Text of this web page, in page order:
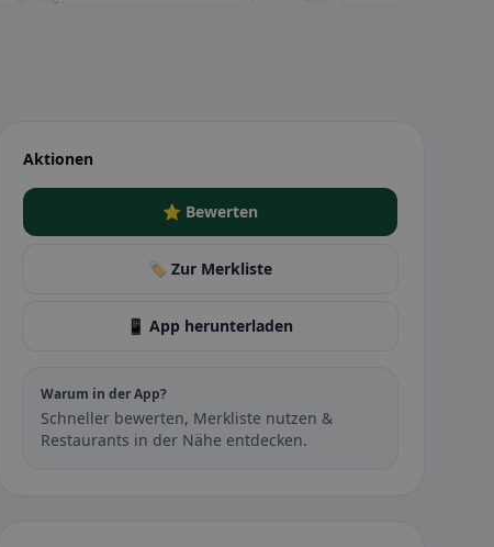
Aktionen
⭐ Bewerten
🏷️ Zur Merkliste
📱 App herunterladen
Warum in der App?
Schneller bewerten, Merkliste nutzen &
Restaurants in der Nähe entdecken.